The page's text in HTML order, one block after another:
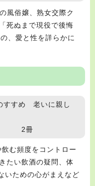
風俗嬢、熟女交際ク
死ぬまで現役で後悔
、愛と性を詳らかに
すすめ 老いに親し
著 2冊
む頻度をコントロー
たい飲酒の疑問、体
いための心がまえなど